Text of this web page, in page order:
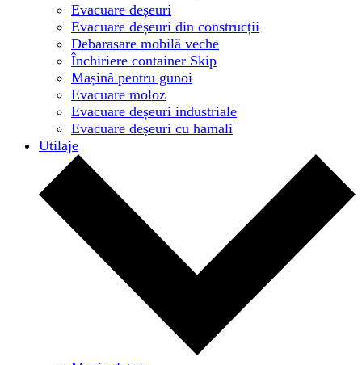
Evacuare deșeuri
Evacuare deșeuri din construcții
Debarasare mobilă veche
Închiriere container Skip
Mașină pentru gunoi
Evacuare moloz
Evacuare deșeuri industriale
Evacuare deșeuri cu hamali
Utilaje